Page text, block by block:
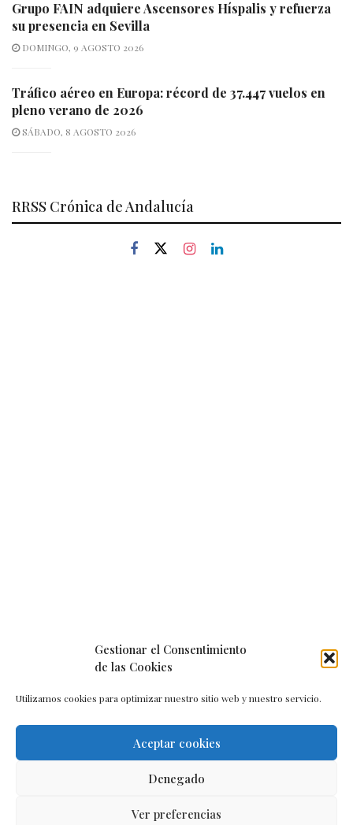
Gestionar el Consentimiento
de las Cookies
Utilizamos cookies para optimizar nuestro sitio web y nuestro servicio.
Aceptar cookies
Denegado
Ver preferencias
Grupo FAIN adquiere Ascensores Híspalis y refuerza
su presencia en Sevilla
DOMINGO, 9 AGOSTO 2026
Tráfico aéreo en Europa: récord de 37.447 vuelos en
pleno verano de 2026
SÁBADO, 8 AGOSTO 2026
RRSS Crónica de Andalucía
Política de cookies